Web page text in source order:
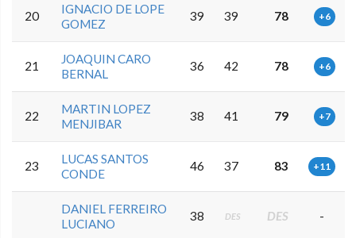
20
IGNACIO DE LOPE
GOMEZ
39 39 78 +6
21
JOAQUIN CARO
BERNAL
36 42 78 +6
22
MARTIN LOPEZ
MENJIBAR
38 41 79 +7
23
LUCAS SANTOS
CONDE
46 37 83 +11
DANIEL FERREIRO
LUCIANO
38 DES DES -